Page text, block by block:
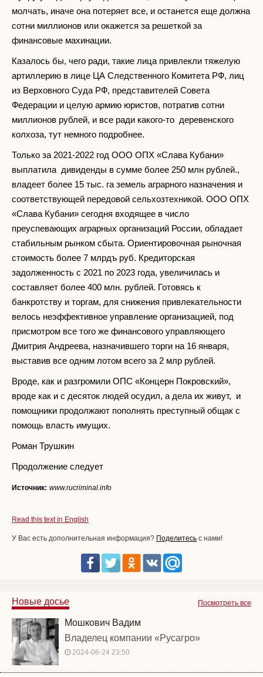
молчать, иначе она потеряет все, и останется еще должна
сотни миллионов или окажется за решеткой за
финансовые махинации.
Казалось бы, чего ради, такие лица привлекли тяжелую
артиллерию в лице ЦА Следственного Комитета РФ, лиц
из Верховного Суда РФ, представителей Совета
Федерации и целую армию юристов, потратив сотни
миллионов рублей, и все ради какого-то деревенского
колхоза, тут немного подробнее.
Только за 2021-2022 год ООО ОПХ «Слава Кубани»
выплатила дивиденды в сумме более 250 млн рублей.,
владеет более 15 тыс. га земель аграрного назначения и
соответствующей передовой сельхозтехникой. ООО ОПХ
«Слава Кубани» сегодня входящее в число
преуспевающих аграрных организаций России, обладает
стабильным рынком сбыта. Ориентировочная рыночная
стоимость более 7 млрдъ руб. Кредиторская
задолженность с 2021 по 2023 года, увеличилась и
составляет более 400 млн. рублей. Готовясь к
банкротству и торгам, для снижения привлекательности
велось неэффективное управление организацией, под
присмотром все того же финансового управляющего
Дмитрия Андреева, назначившего торги на 16 января,
выставив все одним лотом всего за 2 млр рублей.
Вроде, как и разгромили ОПС «Концерн Покровский»,
вроде как и с десяток людей осудил, а дела их живут, и
помощники продолжают пополнять преступный общак с
помощь власть имущих.
Роман Трушкин
Продолжение следует
Источник: www.rucriminal.info
Read this text in English
У Вас есть дополнительная информация? Поделитесь с нами!
Посмотреть все
Новые досье
Мошкович Вадим
Владелец компании «Русагро»
2024-06-24 23:50